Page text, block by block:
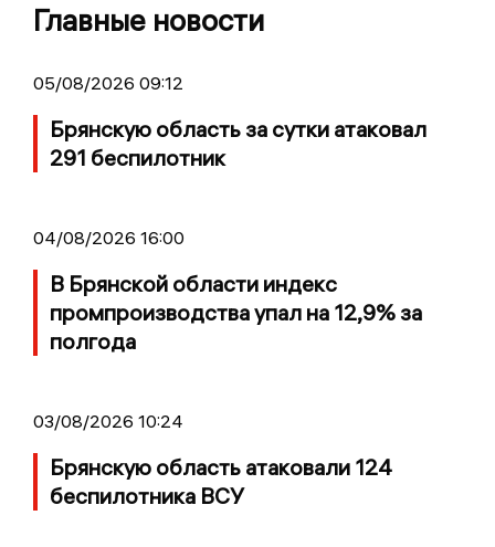
Главные новости
05/08/2026 09:12
Брянскую область за сутки атаковал
291 беспилотник
04/08/2026 16:00
В Брянской области индекс
промпроизводства упал на 12,9% за
полгода
03/08/2026 10:24
Брянскую область атаковали 124
беспилотника ВСУ